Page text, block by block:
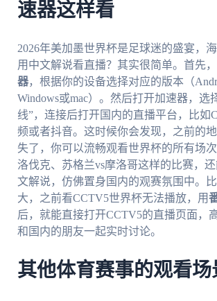
速器这样看
2026年美加墨世界杯是足球迷的盛宴，
用中文解说看直播？其实很简单。首先
器，根据你的设备选择对应的版本（
Windows或mac）。然后打开加速器，选
线”，连接后打开国内的直播平台，比如
频或者抖音。这时候你会发现，之前的
失了，你可以流畅观看世界杯的所有场
洛伐克、苏格兰vs摩洛哥这样的比赛，
文解说，仿佛置身国内的观赛氛围中。
大，之前看CCTV5世界杯无法播放，用
后，就能直接打开CCTV5的直播页面，
和国内的朋友一起实时讨论。
其他体育赛事的观看场